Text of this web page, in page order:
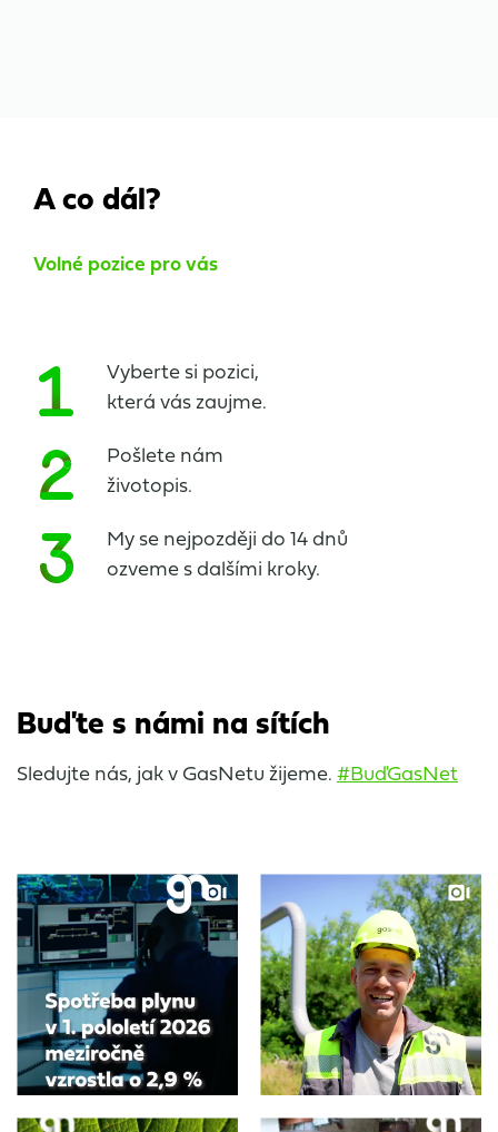
A co dál?
Volné pozice pro vás
Vyberte si pozici,
která vás zaujme.
Pošlete nám
životopis.
My se nejpozději do 14 dnů
ozveme s dalšími kroky.
Buďte s námi na sítích
Sledujte nás, jak v GasNetu žijeme. #BuďGasNet